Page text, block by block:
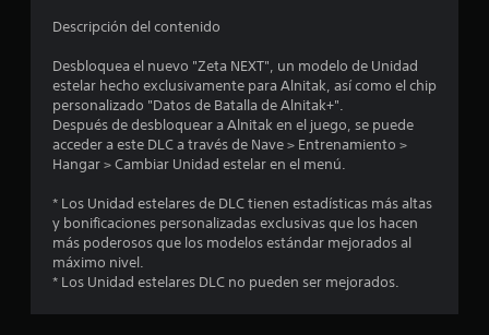
Descripción del contenido
Desbloquea el nuevo "Zeta NEXT", un modelo de Unidad
estelar hecho exclusivamente para Alnitak, así como el chip
personalizado "Datos de Batalla de Alnitak+".
Después de desbloquear a Alnitak en el juego, se puede
acceder a este DLC a través de Nave > Entrenamiento >
Hangar > Cambiar Unidad estelar en el menú.
* Los Unidad estelares de DLC tienen estadísticas más altas
y bonificaciones personalizadas exclusivas que los hacen
más poderosos que los modelos estándar mejorados al
máximo nivel.
* Los Unidad estelares DLC no pueden ser mejorados.